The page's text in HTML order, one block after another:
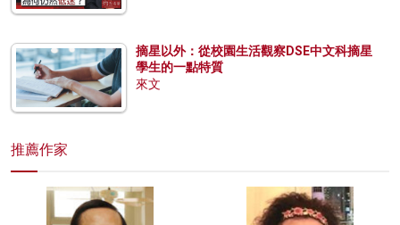
摘星以外：從校園生活觀察DSE中文科摘星
學生的一點特質
來文
推薦作家